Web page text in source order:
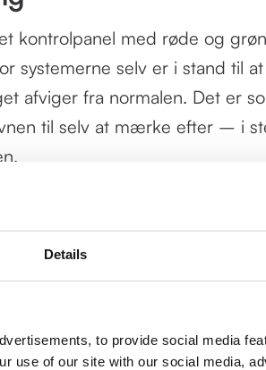
Details
to provide social media
use of our site with our social media,
kontrolpanel med røde og
systemerne selv er i stand til
afviger fra normalen. Det er
til selv at mærke efter – i
bliver incidents
performer i realtid
galt, men hvor meget det